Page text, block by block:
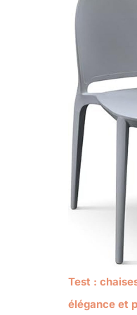
Test :
élégance et